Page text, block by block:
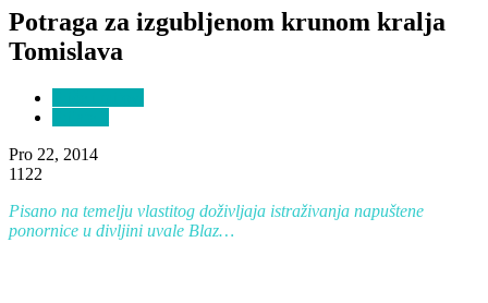
Potraga za izgubljenom krunom kralja
Tomislava
Pro 22, 2014
1122
Pisano na temelju vlastitog doživljaja istraživanja napuštene
ponornice u divljini uvale Blaz…